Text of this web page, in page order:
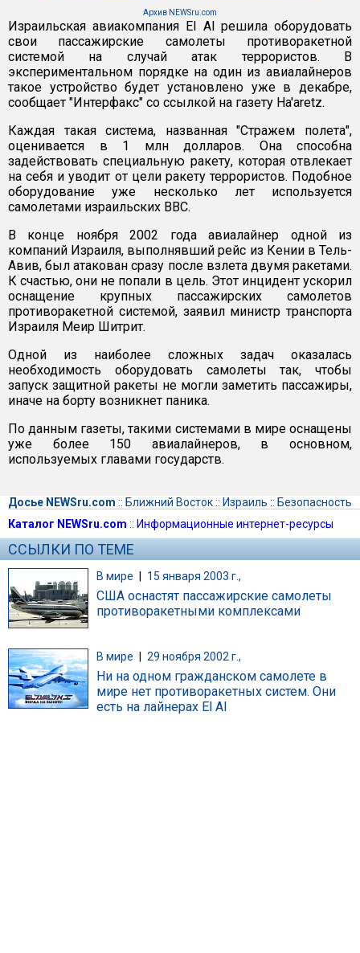
Архив NEWSru.com
Израильская авиакомпания El Al решила оборудовать
свои пассажирские самолеты противоракетной
системой на случай атак террористов. В
экспериментальном порядке на один из авиалайнеров
такое устройство будет установлено уже в декабре,
сообщает "Интерфакс" со ссылкой на газету Ha'aretz.
Каждая такая система, названная "Стражем полета",
оценивается в 1 млн долларов. Она способна
задействовать специальную ракету, которая отвлекает
на себя и уводит от цели ракету террористов. Подобное
оборудование уже несколько лет используется
самолетами израильских ВВС.
В конце ноября 2002 года авиалайнер одной из
компаний Израиля, выполнявший рейс из Кении в Тель-
Авив, был атакован сразу после взлета двумя ракетами.
К счастью, они не попали в цель. Этот инцидент ускорил
оснащение крупных пассажирских самолетов
противоракетной системой, заявил министр транспорта
Израиля Меир Шитрит.
Одной из наиболее сложных задач оказалась
необходимость оборудовать самолеты так, чтобы
запуск защитной ракеты не могли заметить пассажиры,
иначе на борту возникнет паника.
По данным газеты, такими системами в мире оснащены
уже более 150 авиалайнеров, в основном,
используемых главами государств.
Досье NEWSru.com :: Ближний Восток:: Израиль :: Безопасность
Каталог NEWSru.com :: Информационные интернет-ресурсы
ССЫЛКИ ПО ТЕМЕ
В мире | 15 января 2003 г.,
США оснастят пассажирские самолеты
противоракетными комплексами
В мире 29 ноября 2002 г.,
Ни на одном гражданском самолете в
мире нет противоракетных систем. Они
есть на лайнерах El Al